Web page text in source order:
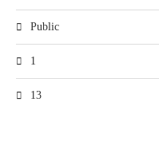
Public
1
13